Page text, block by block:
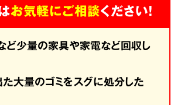
お気軽にご相談ください！
ど少量の家具や家電など回収し
大量のゴミをスグに処分した